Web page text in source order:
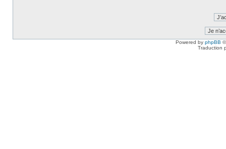
Powered by phpBB
Traduction